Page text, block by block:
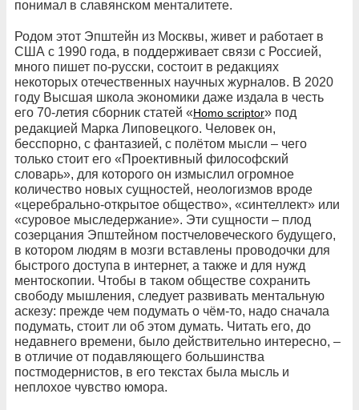
понимал в славянском менталитете.
Родом этот Эпштейн из Москвы, живет и работает в
США с 1990 года, в поддерживает связи с Россией,
много пишет по-русски, состоит в редакциях
некоторых отечественных научных журналов. В 2020
году Высшая школа экономики даже издала в честь
его 70-летия сборник статей «Homo scriptor» под
редакцией Марка Липовецкого. Человек он,
бесспорно, с фантазией, с полётом мысли – чего
только стоит его «Проективный философский
словарь», для которого он измыслил огромное
количество новых сущностей, неологизмов вроде
«церебрально-открытое общество», «синтеллект» или
«суровое мыследержание». Эти сущности – плод
созерцания Эпштейном постчеловеческого будущего,
в котором людям в мозги вставлены проводочки для
быстрого доступа в интернет, а также и для нужд
ментоскопии. Чтобы в таком обществе сохранить
свободу мышления, следует развивать ментальную
аскезу: прежде чем подумать о чём-то, надо сначала
подумать, стоит ли об этом думать. Читать его, до
недавнего времени, было действительно интересно, –
в отличие от подавляющего большинства
постмодернистов, в его текстах была мысль и
неплохое чувство юмора.